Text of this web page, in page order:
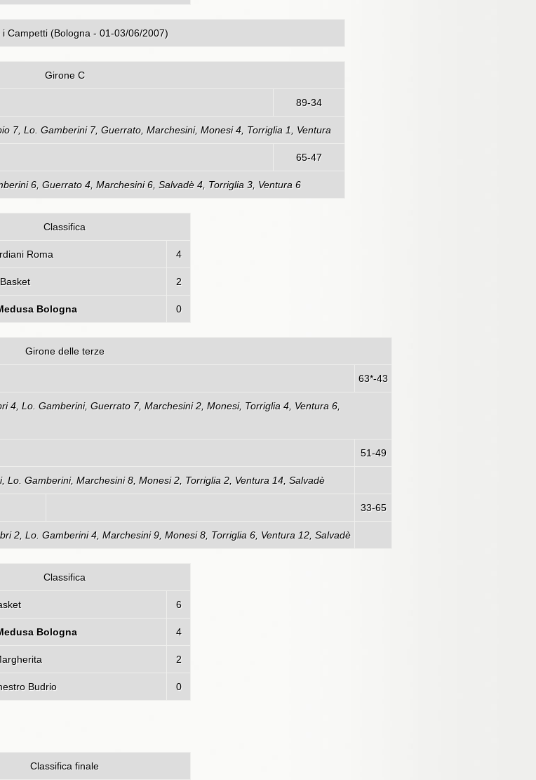
i Campetti (Bologna - 01-03/06/2007)
Girone C
Virtus Medusa Bologna 89-34
7, Lo. Gamberini 7, Guerrato, Marchesini, Monesi 4, Torriglia 1, Ventura
65-47
6, Guerrato 4, Marchesini 6, Salvadè 4, Torriglia 3, Ventura 6
Classifica
Roma 4
2
Bologna 0
Girone delle terze
- Pallacanestro Budrio 63*-43
4, Lo. Gamberini, Guerrato 7, Marchesini 2, Monesi, Torriglia 4, Ventura 6,
51-49
Lo. Gamberini, Marchesini 8, Monesi 2, Torriglia 2, Ventura 14, Salvadè
33-65
2, Lo. Gamberini 4, Marchesini 9, Monesi 8, Torriglia 6, Ventura 12, Salvadè
Classifica
6
Bologna 4
2
Budrio 0
Classifica finale